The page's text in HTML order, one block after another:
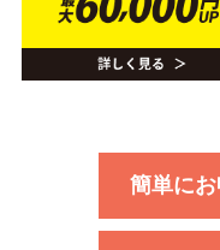
簡単に